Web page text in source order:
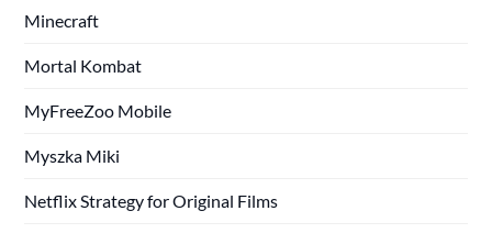
Minecraft
Mortal Kombat
MyFreeZoo Mobile
Myszka Miki
Netflix Strategy for Original Films